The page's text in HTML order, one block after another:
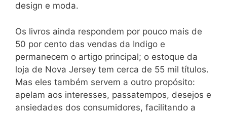
design e moda.
Os livros ainda respondem por pouco mais de
50 por cento das vendas da Indigo e
permanecem o artigo principal; o estoque da
loja de Nova Jersey tem cerca de 55 mil títulos.
Mas eles também servem a outro propósito:
apelam aos interesses, passatempos, desejos e
ansiedades dos consumidores, facilitando a